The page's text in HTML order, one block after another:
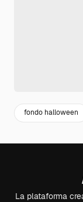
fondo halloween
La plataforma